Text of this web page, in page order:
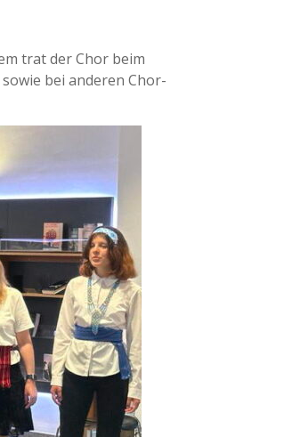
trat der Chor beim
bei anderen Chor-